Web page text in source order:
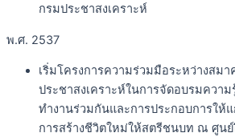
กรมประชาสงเคราะห์
พ.ศ. 2537
เริ่มโครงการความร่วมมือระหว่างสม
ประชาสงเคราะห์ในการจัดอบรมควา
ทำงานร่วมกันและการประกอบการให้แ
การสร้างชีวิตใหม่ให้สตรีชนบท ณ ศูน